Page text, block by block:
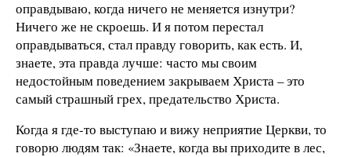
оправдываю, когда ничего не меняется изнутри?
Ничего же не скроешь. И я потом перестал
оправдываться, стал правду говорить, как есть. И,
знаете, эта правда лучше: часто мы своим
недостойным поведением закрываем Христа – это
самый страшный грех, предательство Христа.
Когда я где-то выступаю и вижу неприятие Церкви, то
говорю людям так: «Знаете, когда вы приходите в лес,